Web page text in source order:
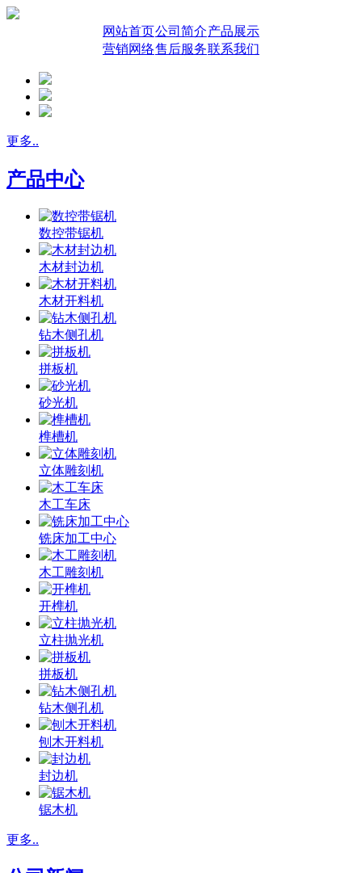
网站首页公司简介产品展示
营销网络售后服务联系我们
更多..
产品中心
数控带锯机
木材封边机
木材开料机
钻木侧孔机
拼板机
砂光机
榫槽机
立体雕刻机
木工车床
铣床加工中心
木工雕刻机
开榫机
立柱抛光机
拼板机
钻木侧孔机
刨木开料机
封边机
锯木机
更多..